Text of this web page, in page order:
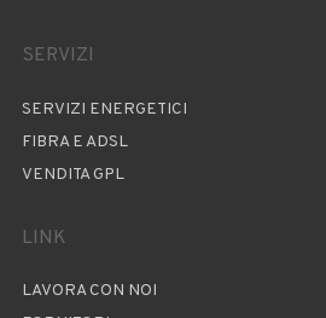
SERVIZI
SERVIZI ENERGETICI
FIBRA E ADSL
VENDITA GPL
LINK
LAVORA CON NOI